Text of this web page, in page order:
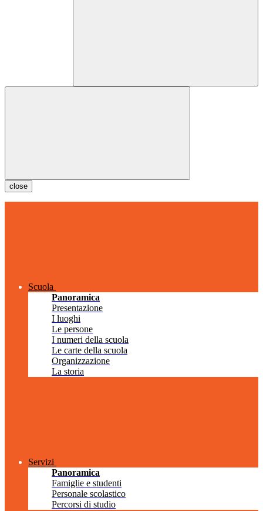
close
Scuola
Panoramica
Presentazione
I luoghi
Le persone
I numeri della scuola
Le carte della scuola
Organizzazione
La storia
Servizi
Panoramica
Famiglie e studenti
Personale scolastico
Percorsi di studio